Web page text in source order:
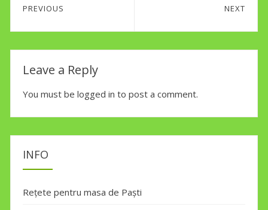
Post
PREVIOUS NEXT
Leave a Reply
You must be logged in to post a comment.
INFO
Rețete pentru masa de Paști